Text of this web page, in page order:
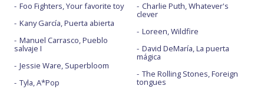
Foo Fighters, Your favorite toy
Kany García, Puerta abierta
Manuel Carrasco, Pueblo
salvaje I
Jessie Ware, Superbloom
Tyla, A*Pop
Charlie Puth, Whatever's
clever
Loreen, Wildfire
David DeMaría, La puerta
mágica
The Rolling Stones, Foreign
tongues